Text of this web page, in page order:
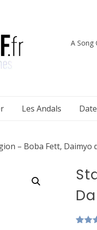
A Song
Les Andals
– Boba Fett, Daimyo